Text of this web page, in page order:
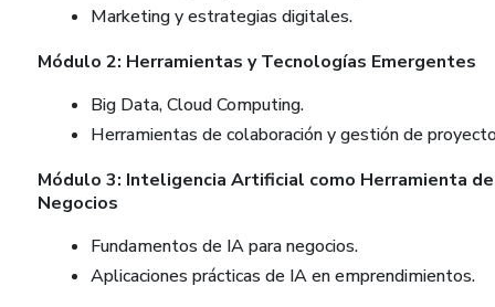
Marketing y estrategias digitales.
Módulo 2: Herramientas y Tecnologías Emergentes
Big Data, Cloud Computing.
Herramientas de colaboración y gestión de
Módulo 3: Inteligencia Artificial como Herramienta de
Negocios
Fundamentos de IA para negocios.
Aplicaciones prácticas de IA en emprendimientos.